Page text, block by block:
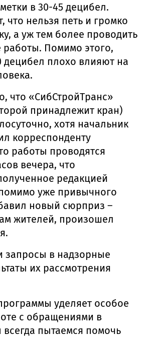
в 30-45 децибел.
что нельзя петь и громко
а уж тем более проводить
работы. Помимо этого,
децибел плохо влияют на
что «СибСтройТранс»
принадлежит кран)
хотя начальник
корреспонденту
работы проводятся
вечера, что
редакцией
уже привычного
новый сюрприз –
жителей, произошел
запросы в надзорные
их рассмотрения
уделяет особое
с обращениями в
пытаемся помочь